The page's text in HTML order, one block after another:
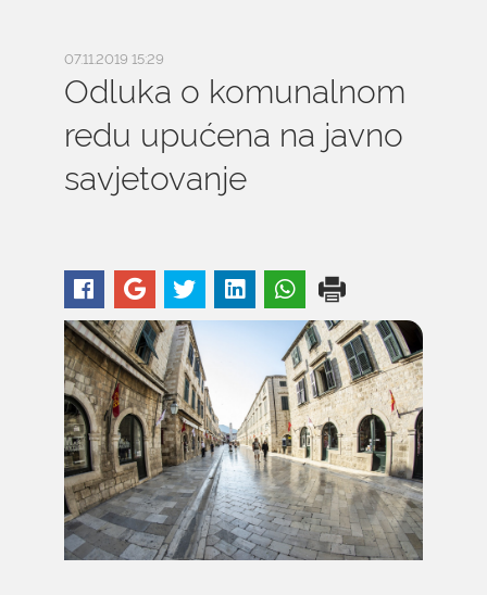
07.11.2019 15:29
Odluka o komunalnom
redu upućena na javno
savjetovanje